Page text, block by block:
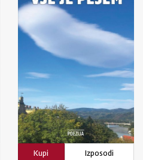
Kupi
Izposodi